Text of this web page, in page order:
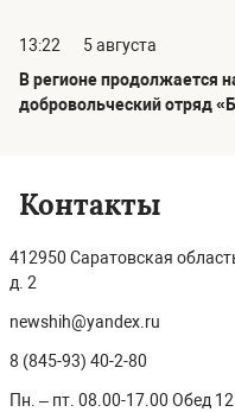
13:22
5 августа
В регионе продолжается
добровольческий отряд
Контакты
412950 Саратовская
д. 2
newshih@yandex.ru
8 (845-93) 40-2-80
Пн. – пт. 08.00-17.00 Обед